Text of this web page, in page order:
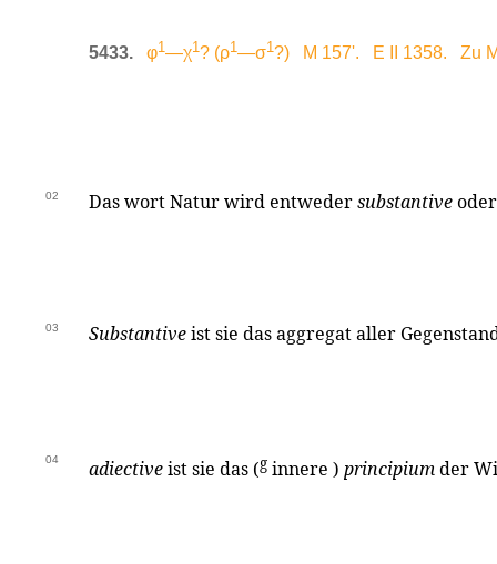
5433. φ1—χ1? (ρ1—σ1?) M 157'. E II 1358. Zu
02 Das wort Natur wird entwedersubstantive
03 Substantiveist sie das aggregat aller
04 adiectiveist sie das (g innere ) principiumder